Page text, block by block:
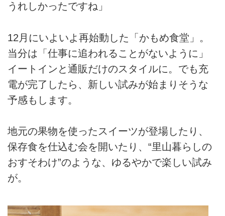
うれしかったですね」
12月にいよいよ再始動した「かもめ食堂」。
当分は「仕事に追われることがないように」
イートインと通販だけのスタイルに。でも充
電が完了したら、新しい試みが始まりそうな
予感もします。
地元の果物を使ったスイーツが登場したり、
保存食を仕込む会を開いたり、“里山暮らしの
おすそわけ”のような、ゆるやかで楽しい試み
が。